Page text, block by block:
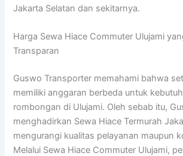
Jakarta Selatan dan sekitarnya.
Harga Sewa Hiace Commuter Ulujami
Transparan
Guswo Transporter memahami bahwa
memiliki anggaran berbeda untuk
rombongan di Ulujami. Oleh sebab itu,
menghadirkan Sewa Hiace Termurah
mengurangi kualitas pelayanan maupun
Melalui Sewa Hiace Commuter Ulujami,